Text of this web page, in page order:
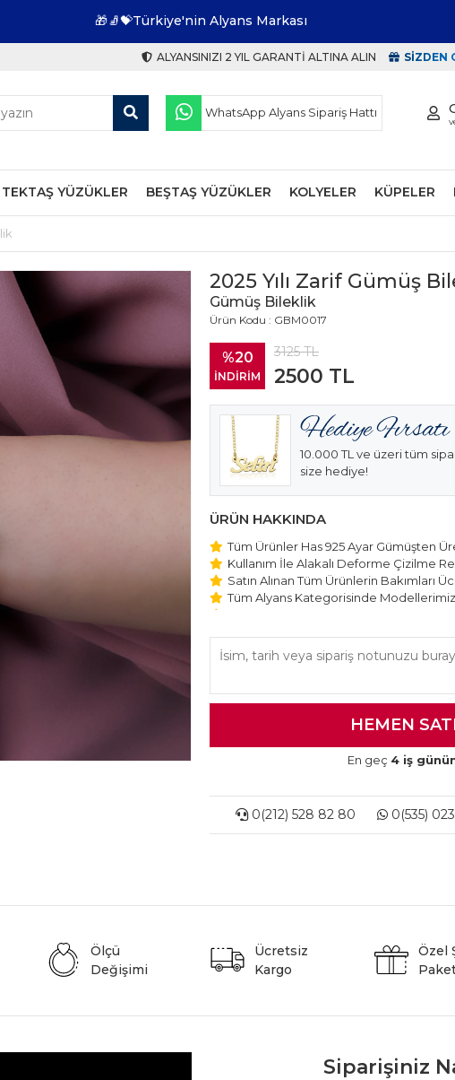
🎁🧦💝Türkiye'nin Alyans Markası
ALYANSINIZI 2 YIL GARANTI ALTINA ALIN SIZDEN
WhatsApp Alyans Sipariş Hattı
TEKTAŞ YÜZÜKLER BEŞTAŞ YÜZÜKLER KOLYELER KÜPELER
2025 Yılı Zarif Gümüş
Gümüş Bileklik
Ürün Kodu : GBM0017
%20
İNDİRİM
3125TL
2500 TL
10.000 TL ve üzeri tüm
size hediye!
ÜRÜN HAKKINDA
Tüm Ürünler Has 925 Ayar Gümüşten
Kullanım İle Alakalı Deforme Çizilme
Satın Alınan Tüm Ürünlerin Bakımları
Tüm Alyans Kategorisinde Modellerimiz
Beştaş Tektaş Kolye ve Bileklik
En geç 4 iş
0(212) 528 82 80 0(535)
Ölçü
Değişimi
Ücretsiz
Kargo
Özel
Siparişiniz